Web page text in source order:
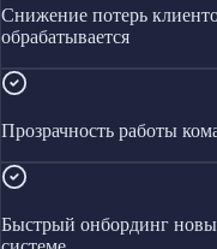
Снижение потерь
обрабатывается
Прозрачность работы
Быстрый онбординг